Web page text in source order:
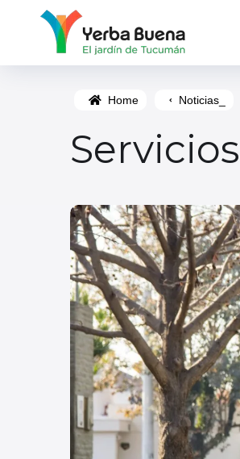
Home Noticias_
Servicios